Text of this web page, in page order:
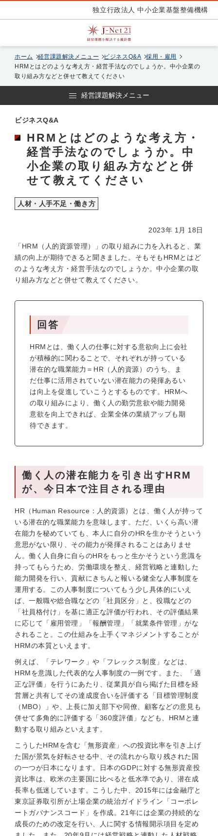
独立行政法人 中小企業基盤整備機構
ホーム 経営課題解決メニュー ビジネスQ&A
採用・雇用
HRMとはどのような考え方・経営手法なのでしょうか。中小企業の
取り組み方などと併せて教えてください
経営課題解決メニュー
ビジネスQ&A
HRMとはどのような考え方・
経営手法なのでしょうか。中
小企業の取り組み方などと併
せて教えてください
人材・人手不足・働き方
2023年 1月 18日
「HRM（人的資源管理）」の取り組みに力を入れると、業
績の向上が期待できると聞きました。そもそもHRMとはど
のような考え方・経営手法なのでしょうか。中小企業の取
り組み方などと併せて教えてください。
回答
HRMとは、働く人の仕事に対する意欲向上に会社
が積極的に関わることで、それぞれが持っている
潜在的な職業能力＝HR（人的資源）のうち、ま
だ仕事に活用されていない潜在能力の発揮あるい
は向上を促進していこうとするものです。HRMへ
の取り組みにより、働く人の勤労意欲や能力開発
意欲を向上できれば、企業全体の業績アップも期
待できます。
働く人の潜在能力を引き出すHRM
が、今日本で注目される理由
HR（Human Resource：人的資源）とは、働く人が持って
いる潜在的な職業能力を意味します。ただ、いくら高い潜
在能力を秘めていても、本人に自分のHRを生かそうという
意思がない限り、その能力が発揮されることはありませ
ん。働く人自身に自らのHRをもっと生かそうという意識を
持ってもらうため、労働環境を整え、経営戦略と連動した
能力開発を行い、貢献にきちんと報いる健全な人事制度を
運用する。この人事制度についてもう少し具体的にいえ
ば、一般職や総合職などの「社員区分」と、役職などの
「社員格付け」を基に適正な評価が行われ、その評価結果
に応じて「雇用管理」「報酬管理」「就業条件管理」がな
されること。この仕組みを上手くマネジメントすることが
HRMの本質といえます。
例えば、「テレワーク」や「フレックス制度」などは、
HRMを意識した代表的な人事制度の一例です。また、「適
正な評価」を行うにあたり、従業員が自ら掲げた目標を経
営層と共有してその達成度合いを評価する「目標管理制度
（MBO）」や、上長に加え部下や同僚、顧客などの意見も
併せて多角的に評価する「360度評価」なども、HRMと連
動する取り組みといえます。
こうしたHRMを含む「無形資産」への投資比率を引き上げ
た国が景気を好転させる中、その流れから取り残された国
の一つが日本になります。日本のGDPに対する無形資産投
資比率は、欧米の主要国に比べると低水準であり、潜在成
長率も低迷しています。こうした中、2015年には金融庁と
東京証券取引所が上場企業の統治ガイドライン「コーポレ
ートガバナンスコード」を作成。21年には企業の持続的な
成長のための改定を行い、人に関する情報開示項目を定め